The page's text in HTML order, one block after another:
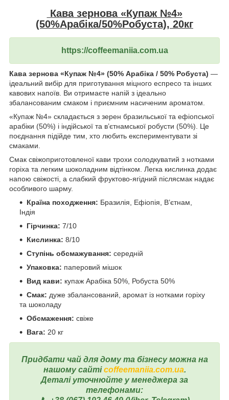
Кава зернова «Купаж №4»
(50%Арабіка/50%Робуста), 20кг
https://coffeemaniia.com.ua
Кава зернова «Купаж №4» (50% Арабіка / 50% Робуста) —
ідеальний вибір для приготування міцного еспресо та інших
кавових напоїв. Ви отримаєте напій з ідеально
збалансованим смаком і приємним насиченим ароматом.
«Купаж №4» складається з зерен бразильської та ефіопської
арабіки (50%) і індійської та в’єтнамської робусти (50%). Це
поєднання підійде тим, хто любить експериментувати зі
смаками.
Смак свіжоприготовленої кави трохи солодкуватий з нотками
горіха та легким шоколадним відтінком. Легка кислинка додає
напою свіжості, а слабкий фруктово-ягідний післясмак надає
особливого шарму.
Країна походження: Бразилія, Ефіопія, В’єтнам,
Індія
Гірчинка: 7/10
Кислинка: 8/10
Ступінь обсмажування: середній
Упаковка: паперовий мішок
Вид кави: купаж Арабіка 50%, Робуста 50%
Смак: дуже збалансований, аромат із нотками горіху
та шоколаду
Обсмаження: свіже
Вага: 20 кг
Придбати чай для дому та бізнесу можна на
нашому сайтіcoffeemaniia.com.ua.
Деталі уточнюйте у менеджера за
телефонами: